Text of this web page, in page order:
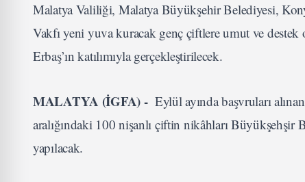
Malatya Valiliği, Malatya Büyükşehir Belediyesi,
Vakfı yeni yuva kuracak genç çiftlere umut ve
Erbaş’ın katılımıyla gerçekleştirilecek.
MALATYA (İGFA) - Eylül ayında başvruları
aralığındaki 100 nişanlı çiftin nikâhları
yapılacak.